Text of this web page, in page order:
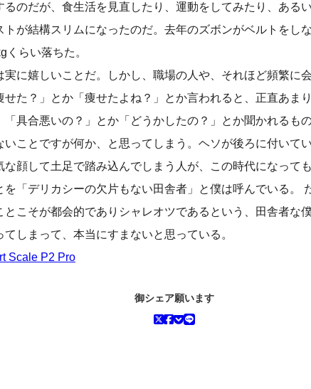
るのだが、食生活を見直したり、運動をしてみたり、ある
トが結構スリムになったのだ。去年のズボンがベルトをし
らい落ちた。
に嬉しいことだ。しかし、職場の人や、それほど頻繁に
せた？」とか「痩せたよね？」とか言われると、正直あま
具合悪いの？」とか「どうかしたの？」とか聞かれるも
ことですが何か、と思ってしまう。ヘソが後ろに付いて
顔して土足で踏み込んでしまう人が、この時代になって
を「デリカシーの欠片もない田舎者」と僕は呼んでいる。
こそが都会的でありシャレオツであるという、田舎者な
しまって、本当にすまないと思っている。
Scale P2 Pro
御シェア願います